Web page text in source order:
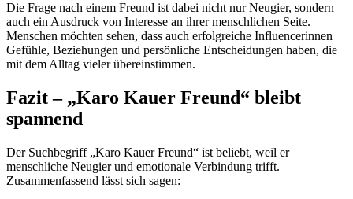
Die Frage nach einem Freund ist dabei nicht nur Neugier, sondern
auch ein Ausdruck von Interesse an ihrer menschlichen Seite.
Menschen möchten sehen, dass auch erfolgreiche Influencerinnen
Gefühle, Beziehungen und persönliche Entscheidungen haben, die
mit dem Alltag vieler übereinstimmen.
Fazit – „Karo Kauer Freund“ bleibt
spannend
Der Suchbegriff „Karo Kauer Freund“ ist beliebt, weil er
menschliche Neugier und emotionale Verbindung trifft.
Zusammenfassend lässt sich sagen: